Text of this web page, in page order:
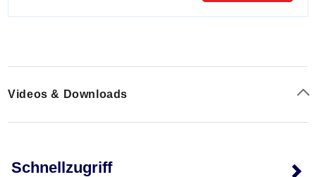
Videos & Downloads
Schnellzugriff